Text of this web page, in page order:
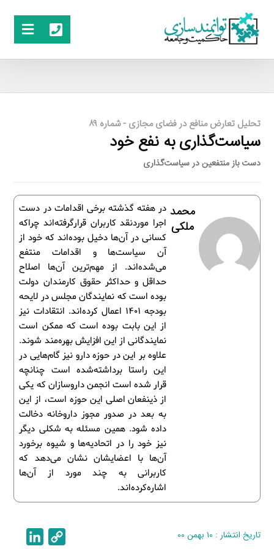
تحلیل تعارض منافع در فضای مجازی - شماره ۸۹
سیاست‌گذاری به نفع خود
دست باز منتفعین در سیاست‌گذاری
در هفته گذشته برخی اقدامات در دست
اجرا موردنقد کاربران قرارگرفته‌اند چراکه
کسانی در آن‌ها دخیل بوده‌اند که خود از
آن سیاست‌ها و اقدامات منتفع
می‌شده‌اند. از مهم‌ترین آن‌ها اصلاح
حداقل و حداکثر حقوق کارمندان دولت
بوده است که نمایندگان مجلس در لایحه
بودجه ۱۴۰۱ اعمال کرده‌اند. انتقادات نیز
از این بابت بوده است که ممکن است
نمایندگانی از این افزایش بهره‌مند شوند.
علاوه بر این در حوزه دارو نیز گام‌هایی در
این راستا برداشته‌شده است چنانچه
قرار شده است انجمن داروسازان که یکی
از ذینفعان اصلی این حوزه است، از این
به بعد در صدور مجوز داروخانه دخالت
داده شود. همین مسئله به شکلی دیگر
نیز خود را در اتحادیه‌ها و شیوه برخورد
آن‌ها با اعضایشان نشان می‌دهد که
کاربرانی به چند مورد از آن‌ها
اشاره‌کرده‌اند.
محمد
ملکی
تاریخ انتشار : ۱۰ بهمن ۰۰